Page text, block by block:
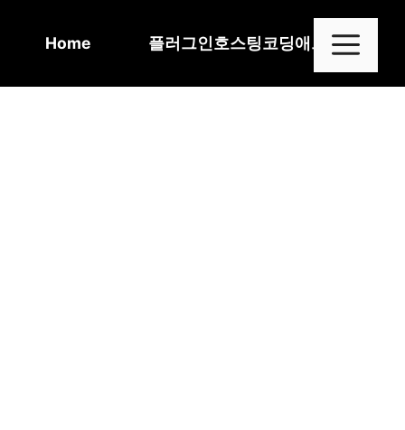
Home 플러그인호스팅코딩애드센스